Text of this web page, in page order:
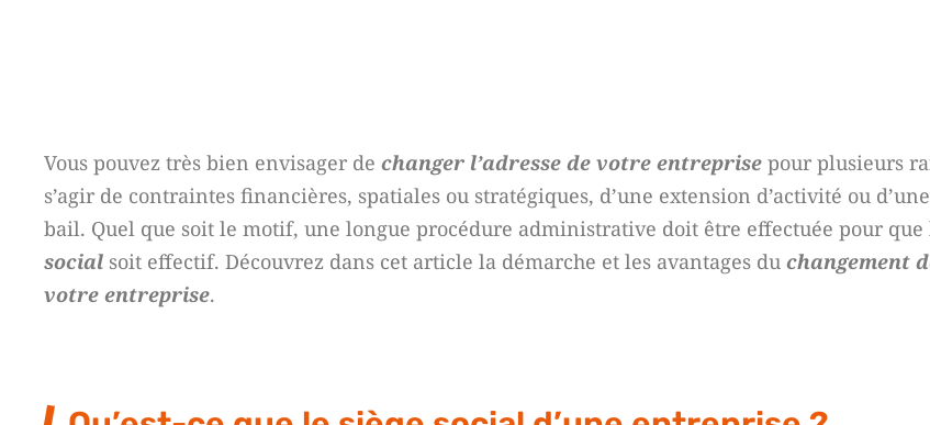
Vous pouvez très bien envisager de changer l’adresse de votre entreprise pour plusieurs
s’agir de contraintes financières, spatiales ou stratégiques, d’une extension d’activité ou
bail. Quel que soit le motif, une longue procédure administrative doit être effectuée pour que
social soit effectif. Découvrez dans cet article la démarche et les avantages du changement
votre entreprise.